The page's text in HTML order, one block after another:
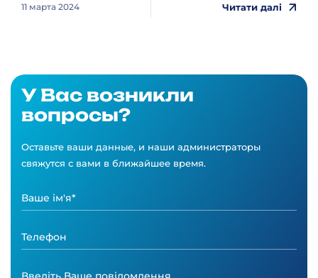
11 марта 2024 Читати далі
У Вас возникли
вопросы?
Оставьте ваши данные, и наши администраторы
свяжутся с вами в ближайшее время.